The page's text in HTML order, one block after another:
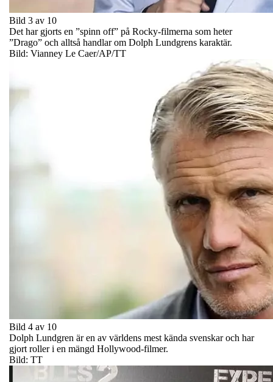
Bild 3 av 10
Det har gjorts en ”spinn off” på Rocky-filmerna som heter
”Drago” och alltså handlar om Dolph Lundgrens karaktär.
Bild: Vianney Le Caer/AP/TT
Bild 4 av 10
Dolph Lundgren är en av världens mest kända svenskar och har
gjort roller i en mängd Hollywood-filmer.
Bild: TT